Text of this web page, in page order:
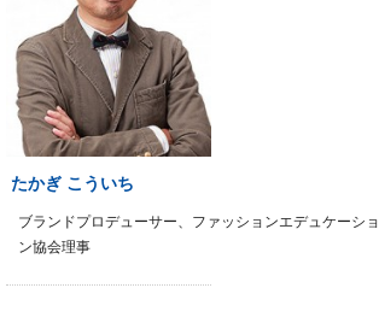
たかぎ こういち
ブランドプロデューサー、ファッションエデュケーショ
ン協会理事